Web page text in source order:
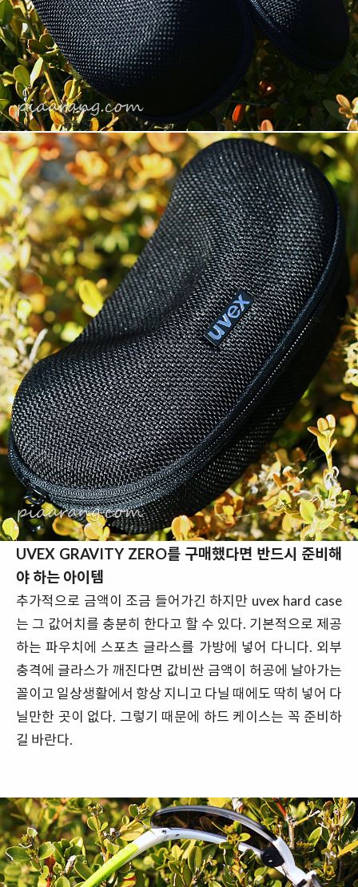
UVEX GRAVITY ZERO를 구매했다면 반드시 준비해
야 하는 아이템
추가적으로 금액이 조금 들어가긴 하지만 uvex hard case
는 그 값어치를 충분히 한다고 할 수 있다. 기본적으로 제공
하는 파우치에 스포츠 글라스를 가방에 넣어 다니다. 외부
충격에 글라스가 깨진다면 값비싼 금액이 허공에 날아가는
꼴이고 일상생활에서 항상 지니고 다닐 때에도 딱히 넣어 다
닐만한 곳이 없다. 그렇기 때문에 하드 케이스는 꼭 준비하
길 바란다.